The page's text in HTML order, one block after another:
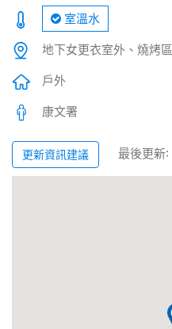
室溫水
地下女更衣室外、燒烤區
戶外
康文署
更新資訊建議 最後更